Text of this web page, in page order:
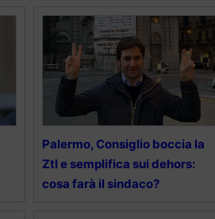
Palermo, Consiglio boccia la
Ztl e semplifica sui dehors:
cosa farà il sindaco?